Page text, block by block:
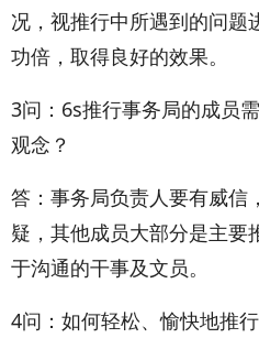
况，视推行中所遇到的问题
功倍，取得良好的效果。
3问：6s推行事务局的成员
观念？
答：事务局负责人要有威信
疑，其他成员大部分是主要
于沟通的干事及文员。
4问：如何轻松、愉快地推